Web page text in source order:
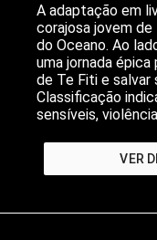
A adaptação em
corajosa jovem
do Oceano. Ao
uma jornada
de Te Fiti e salvar
Classificação
sensíveis,
VER